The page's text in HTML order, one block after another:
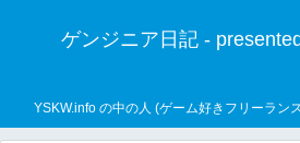
ゲンジニア日記 -
YSKW.info の中の人 (ゲーム好きフリーラン